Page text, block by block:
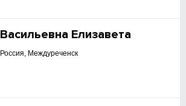
Васильевна Елизавета
Россия, Междуреченск